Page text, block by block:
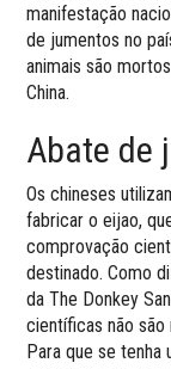
manifestação
de jumentos no
animais são
China.
Abate de
Os chineses
fabricar o eijao,
comprovação
destinado. Como
da The Donkey
científicas não
Para que se tenha